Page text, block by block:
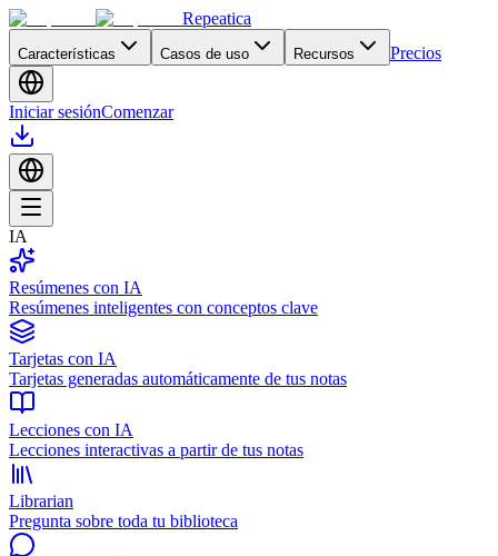
Repeatica
Características Casos de uso Recursos Precios
Iniciar sesiónComenzar
IA
Resúmenes con IA
Resúmenes inteligentes con conceptos clave
Tarjetas con IA
Tarjetas generadas automáticamente de tus notas
Lecciones con IA
Lecciones interactivas a partir de tus notas
Librarian
Pregunta sobre toda tu biblioteca